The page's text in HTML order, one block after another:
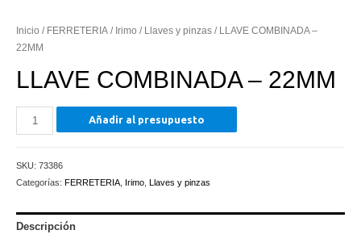
Inicio / FERRETERIA / Irimo / Llaves y pinzas / LLAVE COMBINADA –
22MM
LLAVE COMBINADA – 22MM
LLAVE
COMBINADA
22MM
cantidad
Añadir al presupuesto
SKU: 73386
Categorías: FERRETERIA Irimo Llaves y pinzas
Descripción